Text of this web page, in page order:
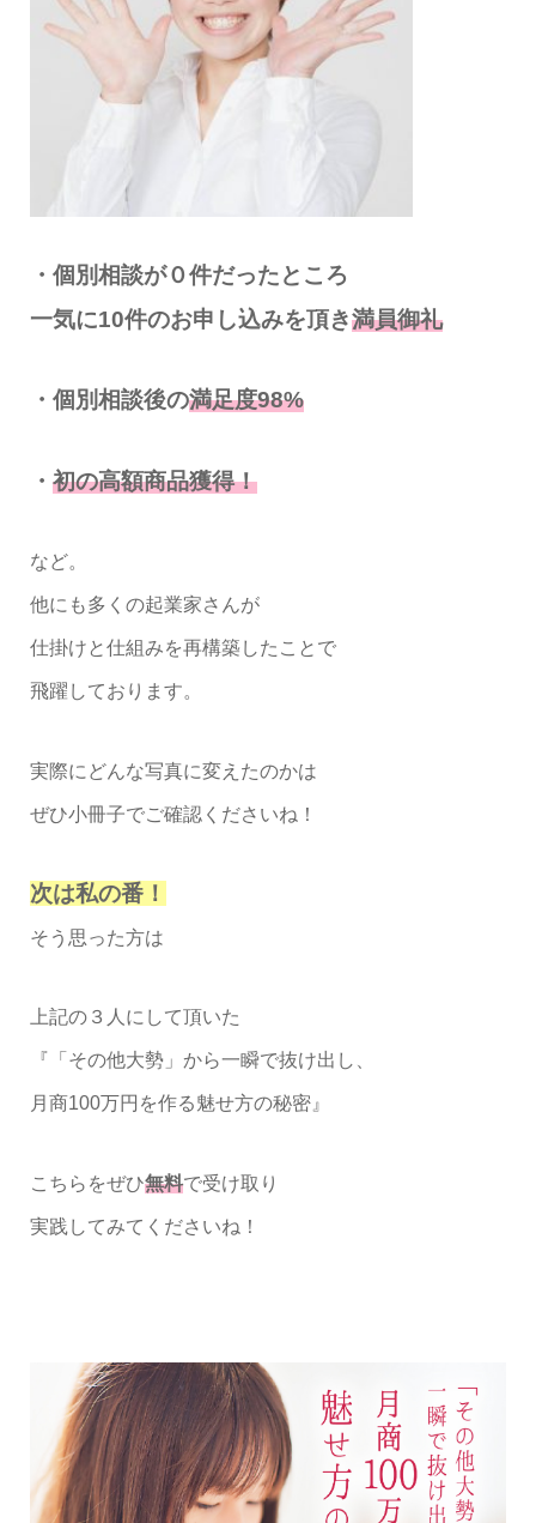
・個別相談が０件だったところ
一気に10件のお申し込みを頂き満員御礼
・個別相談後の満足度98%
・ 初の高額商品獲得！
など。
他にも多くの起業家さんが
仕掛けと仕組みを再構築したことで
飛躍しております。
実際にどんな写真に変えたのかは
ぜひ小冊子でご確認くださいね！
次は私の番！
そう思った方は
上記の３人にして頂いた
『「その他大勢」から一瞬で抜け出し、
月商100万円を作る魅せ方の秘密』
こちらをぜひ無料で受け取り
実践してみてくださいね！